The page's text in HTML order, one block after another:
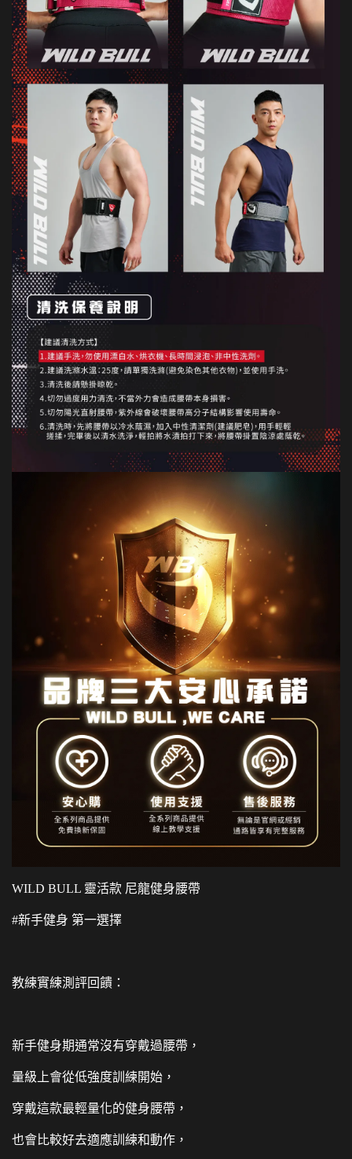
WILD BULL 靈活款 尼龍健身腰帶
#新手健身 第一選擇
教練實練測評回饋：
新手健身期通常沒有穿戴過腰帶，
量級上會從低強度訓練開始，
穿戴這款最輕量化的健身腰帶，
也會比較好去適應訓練和動作，